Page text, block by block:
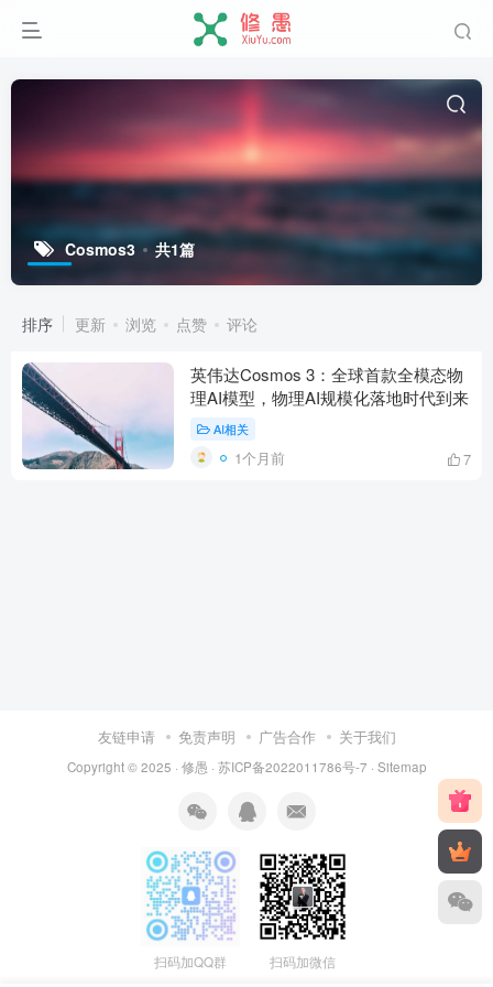
Cosmos3 共1篇
排序 更新 浏览 点赞 评论
英伟达Cosmos 3：全球首款全模态物
理AI模型，物理AI规模化落地时代到来
AI相关
1个月前 7
友链申请 免责声明 广告合作 关于我们
Copyright © 2025 · 修愚 · 苏ICP备2022011786号-7 · Sitemap
扫码加QQ群 扫码加微信